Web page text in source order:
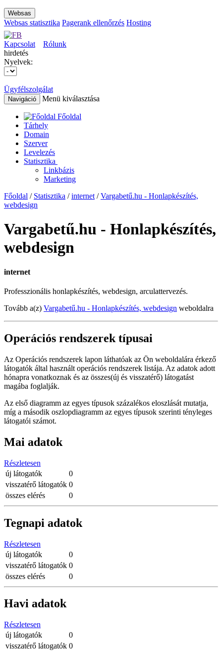
Websas
Websas statisztika Pagerank ellenőrzés Hosting
Kapcsolat
Rólunk
hirdetés
Nyelvek:
Ügyfélszolgálat
Navigáció Menü kiválasztása
Főoldal
Tárhely
Domain
Szerver
Levelezés
Statisztika
Linkbázis
Marketing
Főoldal / Statisztika /internet /Vargabetű.hu - Honlapkészítés,
webdesign
Vargabetű.hu - Honlapkészítés,
webdesign
internet
Professzionális honlapkészítés, webdesign, arculattervezés.
Tovább a(z) Vargabetű.hu - Honlapkészítés, webdesign weboldalra
Operációs rendszerek típusai
Az Operációs rendszerek lapon láthatóak az Ön weboldalára érkező
látogatók által használt operációs rendszerek listája. Az adatok adott
hónapra vonatkoznak és az összes(új és visszatérő) látogatást
magába foglalják.
Az első diagramm az egyes típusok százalékos eloszlását mutatja,
míg a második oszlopdiagramm az egyes típusok szerinti tényleges
látogatói számot.
Mai adatok
Részletesen
új látogatók
0
visszatérő látogatók 0
összes elérés
0
Tegnapi adatok
Részletesen
új látogatók
0
visszatérő látogatók 0
összes elérés
0
Havi adatok
Részletesen
új látogatók
0
visszatérő látogatók 0